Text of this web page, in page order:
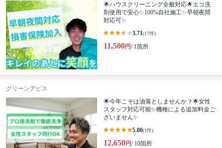
🌟ハウスクリーニング全般対応🌟エコ洗
剤使用で安心✨100%自社施工✨早朝夜間
対応可✨
3.71(17件)
11,500円/ 1箇所
グリーンアピス
🌟今年こそは油落としませんか？🌟女性
スタッフ対応可能✨機種による追加料金ご
ざいません✨
5.00(1件)
12,650円/ 10箇所